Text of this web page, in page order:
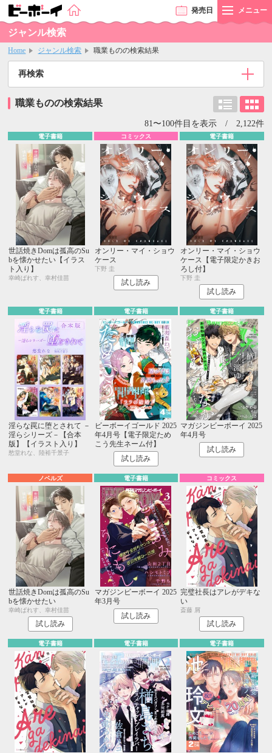
発売日 メニュー
ジャンル検索
Home ジャンル検索 職業ものの検索結果
再検索
職業ものの検索結果
81〜100件目を表示 / 2,122件
電子書籍
世話焼きDomは孤高のSu
bを懐かせたい【イラス
ト入り】
幸崎ぱれす、幸村佳苗
コミックス
オンリー・マイ・ショウ
ケース
下野 圭
試し読み
電子書籍
オンリー・マイ・ショウ
ケース【電子限定かきお
ろし付】
下野 圭
試し読み
電子書籍
淫らな罠に堕とされて －
淫らシリーズ－【合本
版】【イラスト入り】
愁堂れな、陸裕千景子
電子書籍
ビーボーイゴールド 2025
年4月号【電子限定ため
こう先生ネーム付】
試し読み
電子書籍
マガジンビーボーイ 2025
年4月号
試し読み
ノベルズ
世話焼きDomは孤高のSu
bを懐かせたい
幸崎ぱれす、幸村佳苗
試し読み
電子書籍
マガジンビーボーイ 2025
年3月号
試し読み
コミックス
完璧社長はアレがデキな
い
斎藤 屑
試し読み
電子書籍 電子書籍 電子書籍